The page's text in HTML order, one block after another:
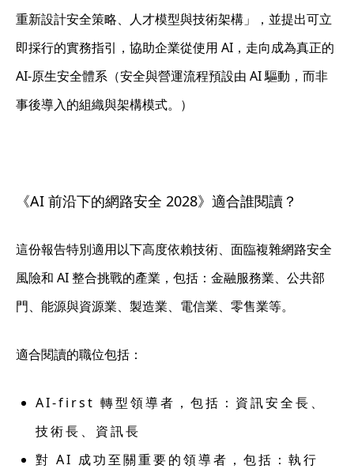
重新設計安全策略、人才模型與技術架構」
，並提出可立
即採行的實務指引，協助企業從使用 AI，走向成為真正的
AI-原生安全體系（安全與營運流程預設由 AI 驅動，而非
事後導入的組織與架構模式。）
《AI 前沿下的網路安全 2028》適合誰閱讀？
這份報告特別適用以下高度依賴技術、面臨複雜網路安全
風險和 AI 整合挑戰的產業，包括：金融服務業、公共部
門、能源與資源業、製造業、電信業、零售業等。
適合閱讀的職位包括：
AI-first 轉型領導者，包括：資訊安全長、
技術長、資訊長
對 AI 成功至關重要的領導者，包括：執行